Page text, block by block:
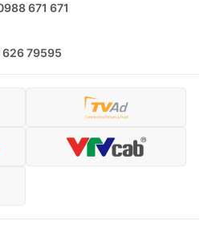
671 671
79595